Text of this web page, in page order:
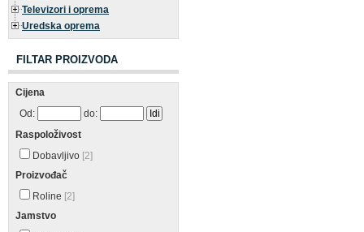
Televizori i oprema
Uredska oprema
FILTAR PROIZVODA
Cijena
Od:
do:
Raspoloživost
Dobavljivo [2]
Proizvođač
Roline [2]
Jamstvo